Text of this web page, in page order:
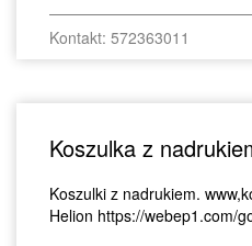
Kontakt: 572363011
Koszulka z
Koszulki z nadrukiem.
Helion https://webep1.com/